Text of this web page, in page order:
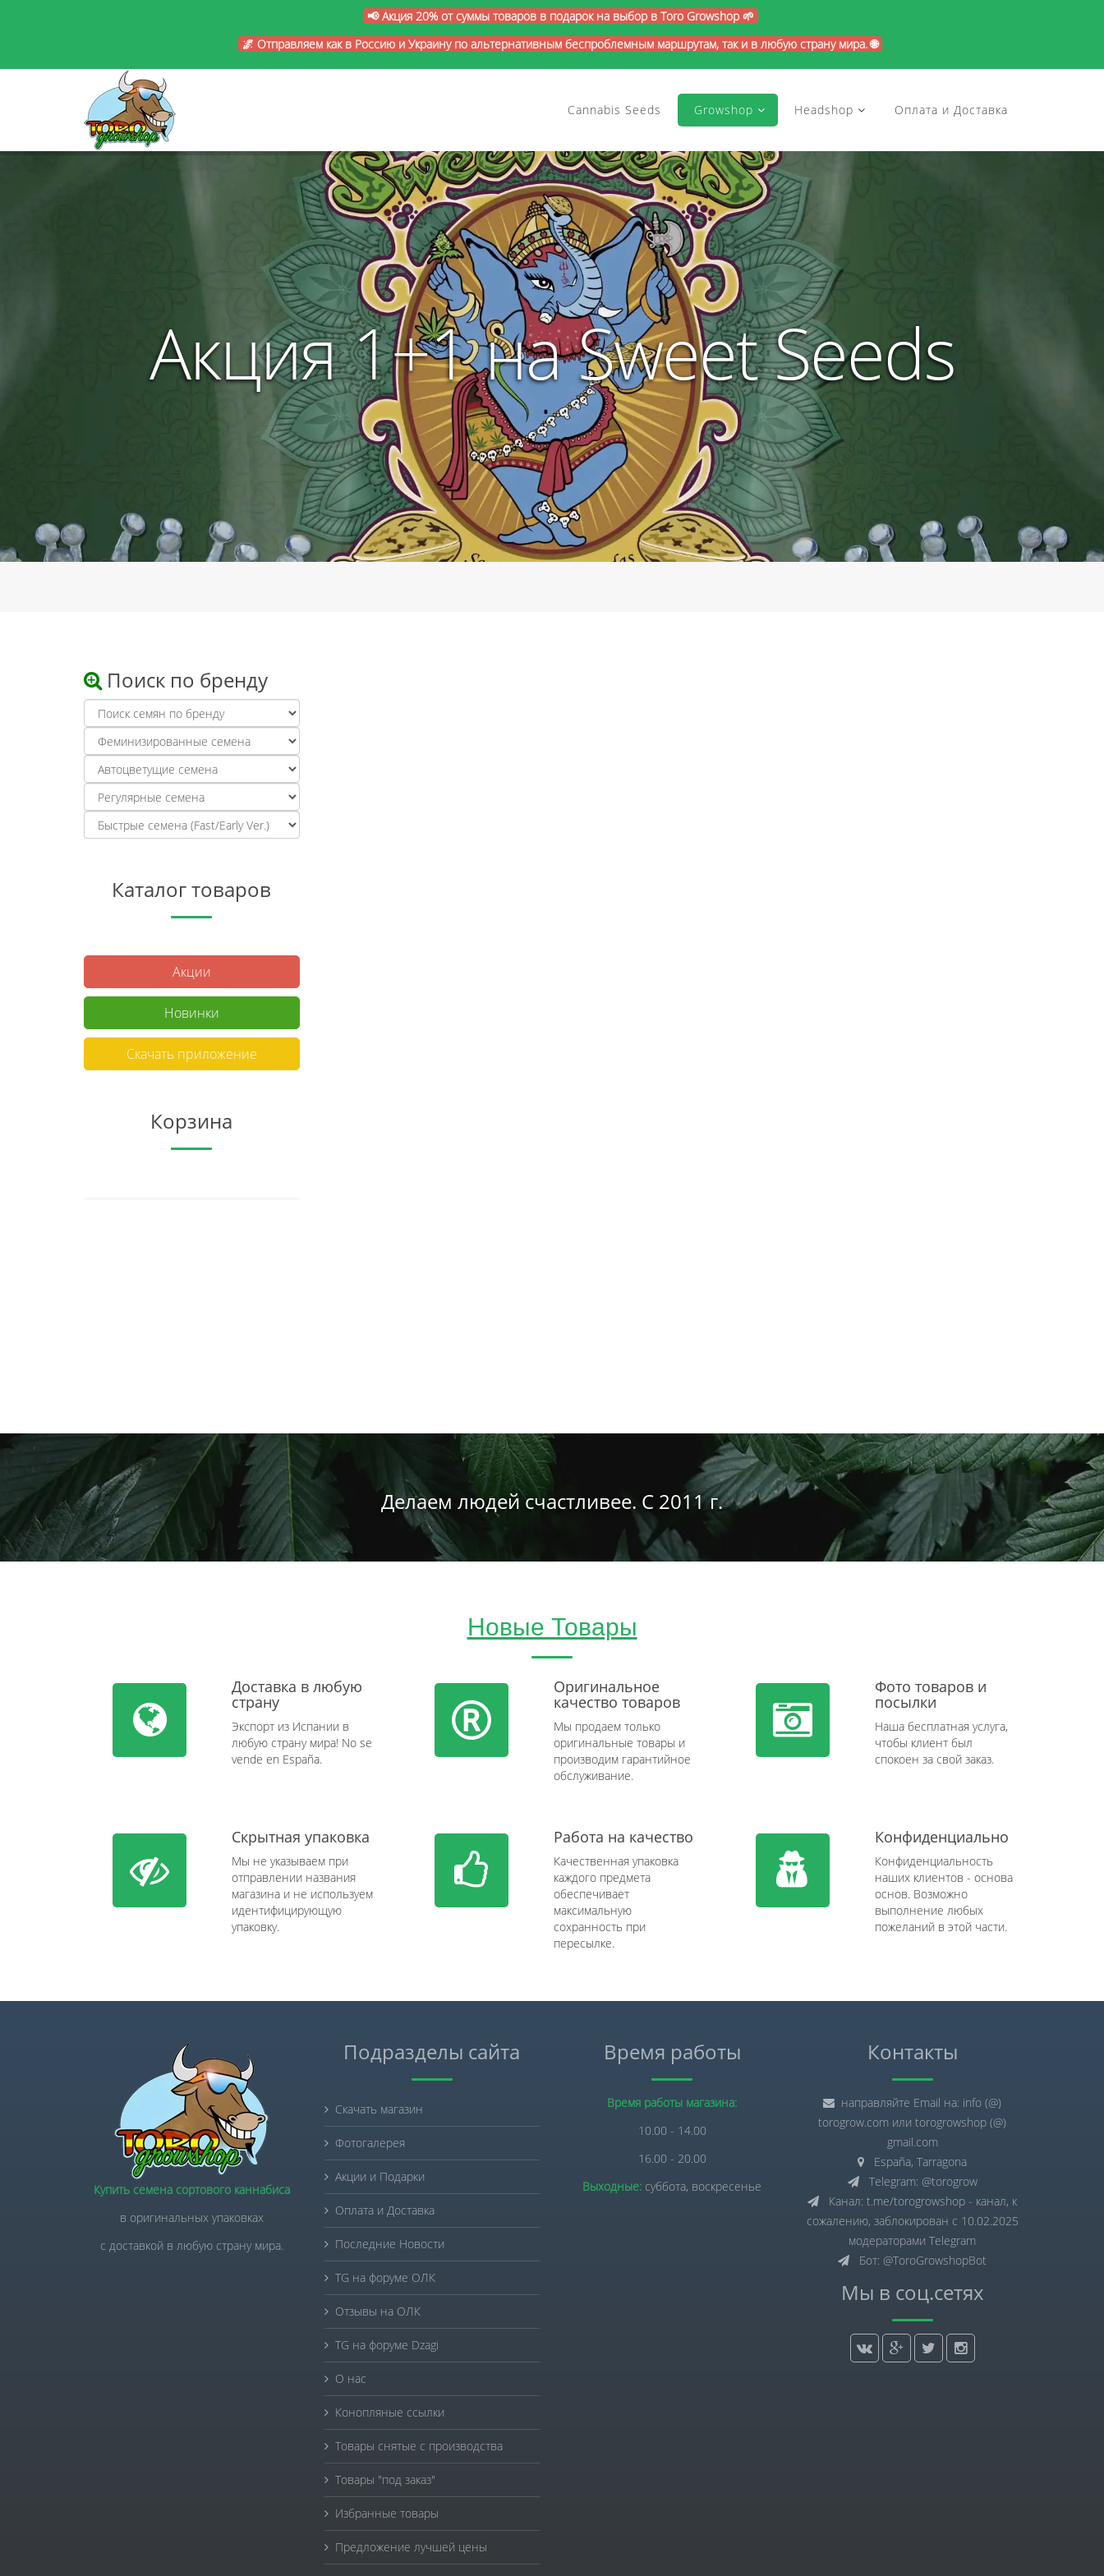
📢 Акция 20% от суммы товаров в подарок на выбор в Toro Growshop 🌱
🌌 Отправляем как в Россию и Украину по альтернативным беспроблемным маршрутам, так и в любую страну мира. 🌐
Cannabis Seeds Growshop Headshop Оплата и Доставка
Акция 1+1 на Sweet Seeds
Поиск по бренду
Каталог товаров
Акции
Новинки
Скачать приложение
Корзина
Делаем людей счастливее. С 2011 г.
Новые Товары
Доставка в любую
страну
Экспорт из Испании в
любую страну мира! No se
vende en España.
Оригинальное
качество товаров
Мы продаем только
оригинальные товары и
производим гарантийное
обслуживание.
Фото товаров и
посылки
Наша бесплатная услуга,
чтобы клиент был
спокоен за свой заказ.
Скрытная упаковка
Мы не указываем при
отправлении названия
магазина и не используем
идентифицирующую
упаковку.
Работа на качество
Качественная упаковка
каждого предмета
обеспечивает
максимальную
сохранность при
пересылке.
Конфиденциально
Конфиденциальность
наших клиентов - основа
основ. Возможно
выполнение любых
пожеланий в этой части.
Купить семена сортового каннабиса
в оригинальных упаковках
с доставкой в любую страну мира.
Подразделы сайта
Скачать магазин
Фотогалерея
Акции и Подарки
Оплата и Доставка
Последние Новости
TG на форуме ОЛК
Отзывы на ОЛК
TG на форуме Dzagi
О нас
Конопляные ссылки
Товары снятые с производства
Товары "под заказ"
Избранные товары
Предложение лучшей цены
Время работы
Время работы магазина:
10.00 - 14.00
16.00 - 20.00
Выходные: суббота, воскресенье
Контакты
направляйте Email на: info (@)
torogrow.com или torogrowshop (@)
gmail.com
España, Tarragona
Telegram: @torogrow
Канал: t.me/torogrowshop - канал, к
сожалению, заблокирован с 10.02.2025
модераторами Telegram
Бот: @ToroGrowshopBot
Мы в соц.сетях